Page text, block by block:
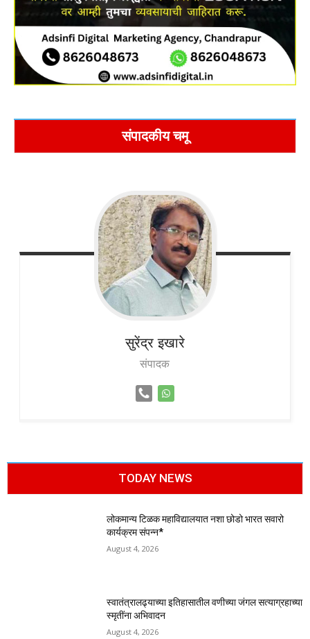
संपादकीय चमू
सुरेंद्र इखारे
संपादक
TODAY NEWS
लोकमान्य टिळक महाविद्यालयात नशा छोडो भारत सवारो
कार्यक्रम संपन्न*
August 4, 2026
स्वातंत्रालढ्याच्या इतिहासातील वणीच्या जंगल सत्याग्रहाच्या
स्मृतींना अभिवादन
August 4, 2026